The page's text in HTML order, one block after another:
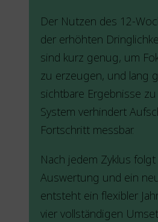
Der Nutzen des 12-
der erhöhten
sind kurz genug, um
zu erzeugen, und lang
sichtbare Ergebnisse
System verhindert
Fortschritt messbar.
Nach jedem Zyklus
Auswertung und ein
entsteht ein flexibler
vier vollständigen